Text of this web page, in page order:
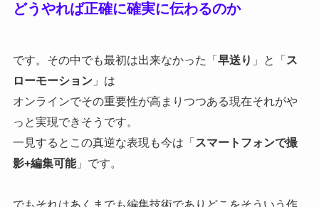
どうやれば正確に確実に伝わるのか
です。その中でも最初は出来なかった「早送り 」と「ス
ローモーション」は
オンラインでその重要性が高まりつつある現在それがや
っと実現できそうです。
一見するとこの真逆な表現も今は「スマートフォンで撮
影+編集可能」です。
でもそれはあくまでも編集技術でありどこをそういう作